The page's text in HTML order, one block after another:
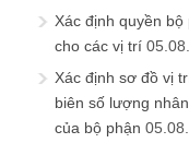
Xác định quyền
cho các vị trí
Xác định sơ đồ vị
biên số lượng
của bộ phận